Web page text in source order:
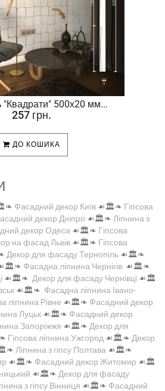
"Квадрати" 500х20 мм...
257 грн.
ДО КОШИКА
Фасадний декор Київ ☙🏛️❧ Гіпсова
декор Дніпро ☙🏛️❧ Ліпнина з
декор Одеса ☙🏛️❧ Гіпсова
на фасад Львів ☙🏛️❧ Гіпсова
Декор для фасаду Тернопіль ☙🏛️❧
Фасадна ліпнина Чернігів ☙🏛️❧
☙🏛️❧ Декор для фасаду Чернівці ☙🏛️
☙🏛️❧ Фасадна ліпнина Івано-
ліпнина Рівне ☙🏛️❧ Фасадний декор
Луцьк ☙🏛️❧ Фасадний декор
Запоріжжя ☙🏛️❧ Декор для
Гіпсова ліпнина Ужгород ☙🏛️❧ Декор
Ліпнина з гіпсу Полтава ☙🏛️❧
☙🏛️❧ Фасадний декор Житомир ☙🏛️
☙🏛️❧ Декор для фасаду
з гіпсу Вінниця ☙🏛️❧ Фасадний